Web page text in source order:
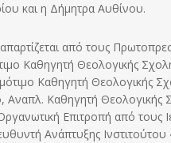
και η Δήμητρα Αυθίνου.
από τους
Καθηγητή Θεολογικής
Καθηγητή Θεολογικής
Αναπλ. Καθηγητή Θεολογικής
Επιτροπή από
Ανάπτυξης Ινστιτούτου